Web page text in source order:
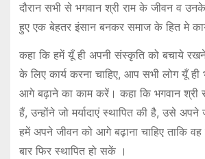
दौरान सभी से भगवान श्री राम के जीवन व
हुए एक बेहतर इंसान बनकर समाज के हित मे
कहा कि हमें यूँ ही अपनी संस्कृति को बचाये
के लिए कार्य करना चाहिए, आप सभी लोग यूँ ही
आगे बढ़ाने का काम करें। कहा कि भगवान श्री
हैं, उन्होंने जो मर्यादाएं स्थापित की है, उसे
हमें अपने जीवन को आगे बढ़ाना चाहिए ताकि
बार फिर स्थापित हो सकें ।